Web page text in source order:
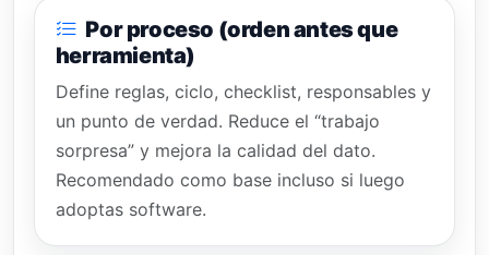
Por proceso (orden antes que
herramienta)
Define reglas, ciclo, checklist, responsables y
un punto de verdad. Reduce el “trabajo
sorpresa” y mejora la calidad del dato.
Recomendado como base incluso si luego
adoptas software.